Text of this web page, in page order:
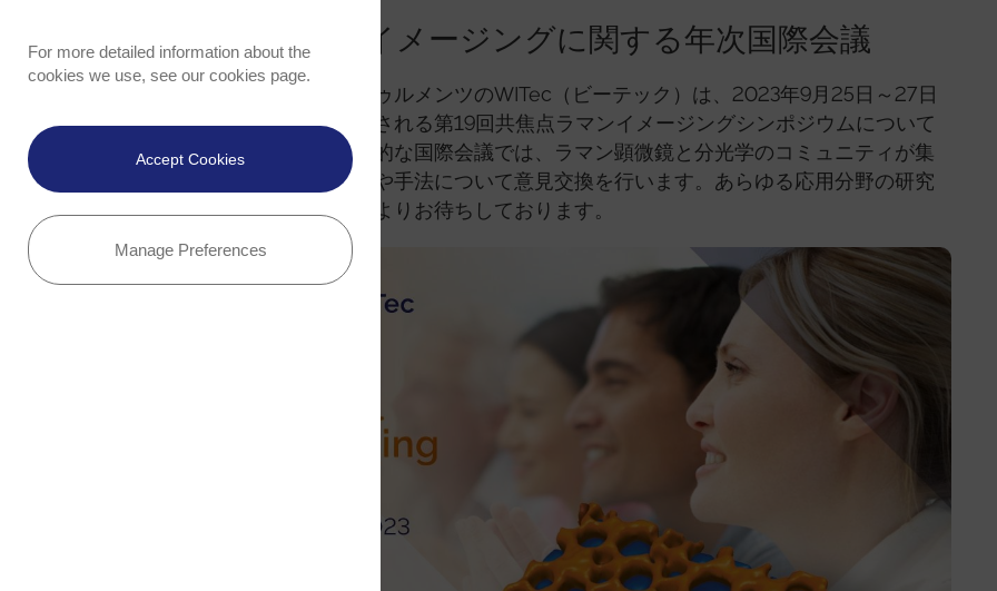
化学的特性評価とイメージングに関する年次国際会議
オックスフォード・インストゥルメンツのWITec（ビーテック）は、2023年9月25日～27日
に、ドイツ・ウルム市で開催される第19回共焦点ラマンイメージングシンポジウムについて
ご案内いたします。この学際的な国際会議では、ラマン顕微鏡と分光学のコミュニティが集
まり、最先端のテクノロジーや手法について意見交換を行います。あらゆる応用分野の研究
者の方々のご参加・発表を心よりお待ちしております。
For more detailed information about the
cookies we use, see our cookies page.
Accept Cookies
Manage Preferences